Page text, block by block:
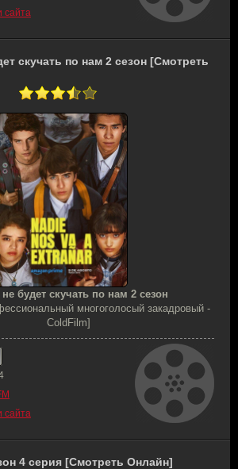
сайта
скучать по нам 2 сезон [Смотреть
не будет скучать по нам 2 сезон
многоголосый закадровый -
ColdFilm]
сайта
4 серия [Смотреть Онлайн]